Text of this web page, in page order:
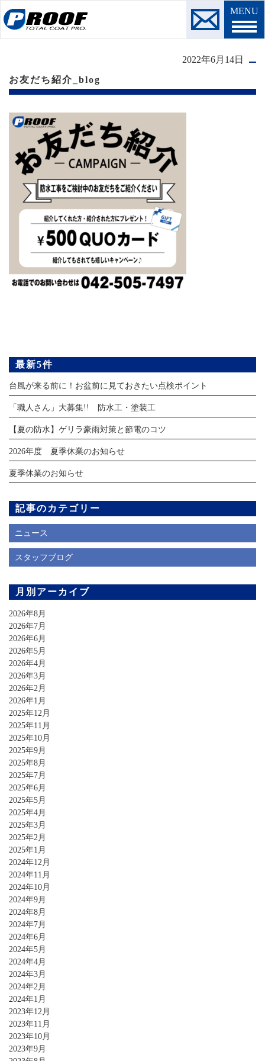
MENU
2022年6月14日
お友だち紹介_blog
最新5件
台風が来る前に！お盆前に見ておきたい点検ポイント
「職人さん」大募集!! 防水工・塗装工
【夏の防水】ゲリラ豪雨対策と節電のコツ
2026年度 夏季休業のお知らせ
夏季休業のお知らせ
記事のカテゴリー
ニュース
スタッフブログ
月別アーカイブ
2026年8月
2026年7月
2026年6月
2026年5月
2026年4月
2026年3月
2026年2月
2026年1月
2025年12月
2025年11月
2025年10月
2025年9月
2025年8月
2025年7月
2025年6月
2025年5月
2025年4月
2025年3月
2025年2月
2025年1月
2024年12月
2024年11月
2024年10月
2024年9月
2024年8月
2024年7月
2024年6月
2024年5月
2024年4月
2024年3月
2024年2月
2024年1月
2023年12月
2023年11月
2023年10月
2023年9月